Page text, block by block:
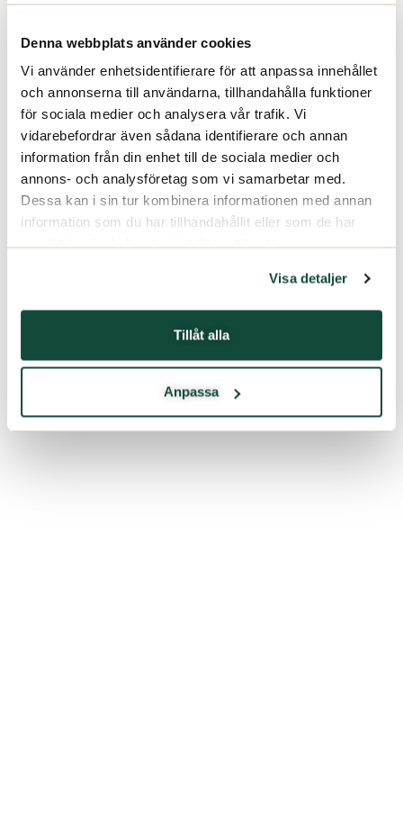
Denna webbplats använder cookies
Vi använder enhetsidentifierare för att anpassa innehållet
och annonserna till användarna, tillhandahålla funktioner
för sociala medier och analysera vår trafik. Vi
vidarebefordrar även sådana identifierare och annan
information från din enhet till de sociala medier och
annons- och analysföretag som vi samarbetar med.
Dessa kan i sin tur kombinera informationen med annan
information som du har tillhandahållit eller som de har
samlat in när du har använt deras tjänster.
Visa detaljer
Tillåt alla
Anpassa